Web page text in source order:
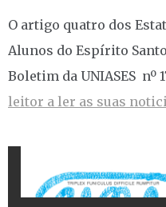
O artigo quatro dos
Alunos do Espírito
Boletim da UNIASES nº
leitor a ler as suas